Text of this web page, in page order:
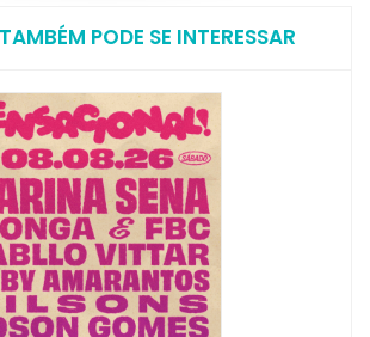
PODE SE INTERESSAR